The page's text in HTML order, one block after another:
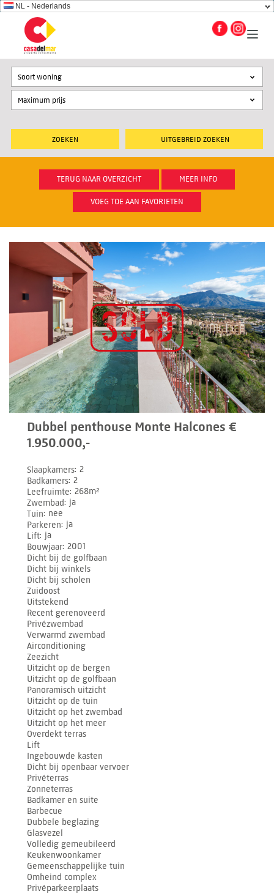
NL - Nederlands
UITGEBREID ZOEKEN
Soort woning
TERUG NAAR OVERZICHT MEER INFO
VOEG TOE AAN FAVORIETEN
Dubbel penthouse Monte Halcones €
1.950.000,-
Slaapkamers 2
Badkamers 2
Leefruimte 268m²
Zwembad ja
Tuin nee
Parkeren ja
Lift ja
Bouwjaar 2001
Dicht bij de golfbaan
Dicht bij winkels
Dicht bij scholen
Zuidoost
Uitstekend
Recent gerenoveerd
Privézwembad
Verwarmd zwembad
Airconditioning
Zeezicht
Uitzicht op de bergen
Uitzicht op de golfbaan
Panoramisch uitzicht
Uitzicht op de tuin
Uitzicht op het zwembad
Uitzicht op het meer
Overdekt terras
Lift
Ingebouwde kasten
Dicht bij openbaar vervoer
Privéterras
Zonneterras
Badkamer en suite
Barbecue
Dubbele beglazing
Glasvezel
Volledig gemeubileerd
Keukenwoonkamer
Gemeenschappelijke tuin
Omheind complex
Privéparkeerplaats